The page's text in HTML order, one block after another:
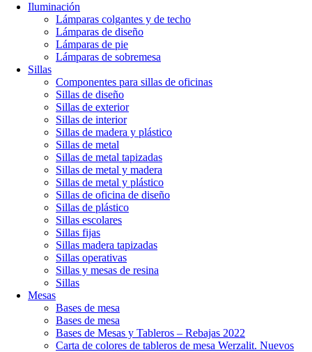
Iluminación
Lámparas colgantes y de techo
Lámparas de diseño
Lámparas de pie
Lámparas de sobremesa
Sillas
Componentes para sillas de oficinas
Sillas de diseño
Sillas de exterior
Sillas de interior
Sillas de madera y plástico
Sillas de metal
Sillas de metal tapizadas
Sillas de metal y madera
Sillas de metal y plástico
Sillas de oficina de diseño
Sillas de plástico
Sillas escolares
Sillas fijas
Sillas madera tapizadas
Sillas operativas
Sillas y mesas de resina
Sillas
Mesas
Bases de mesa
Bases de mesa
Bases de Mesas y Tableros – Rebajas 2022
Carta de colores de tableros de mesa Werzalit. Nuevos